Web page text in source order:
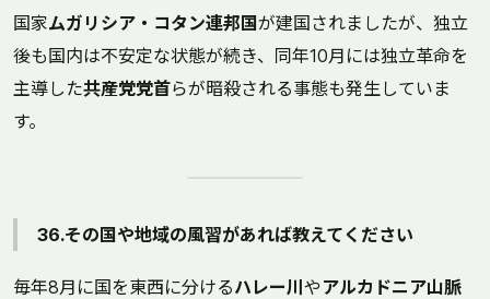
国家ムガリシア・コタン連邦国 が建国されましたが、独立
後も国内は不安定な状態が続き、同年10月には独立革命を
主導した共産党党首らが暗殺される事態も発生していま
す。
36.その国や地域の風習があれば教えてください
毎年8月に国を東西に分けるハレー川 やアルカドニア山脈